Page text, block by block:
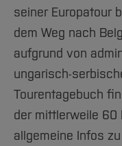
seiner Europatour
dem Weg nach
aufgrund von
ungarisch-
Tourentagebuch
der mittlerweile 60
allgemeine Infos